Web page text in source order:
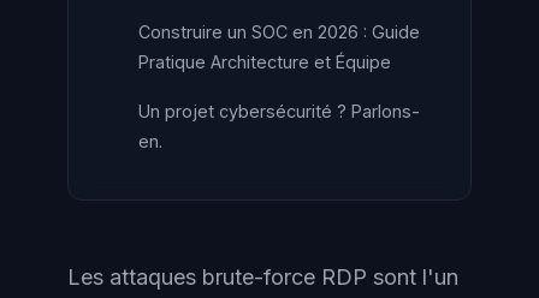
Construire un SOC en 2026 : Guide
Pratique Architecture et Équipe
Un projet cybersécurité ? Parlons-
en.
Les attaques brute-force RDP sont l'un